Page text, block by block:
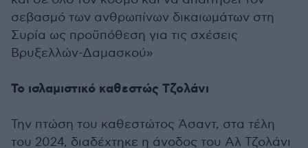
σεβασμό των ανθρωπίνων δικαιωμάτων στη
Συρία ως προϋπόθεση για τις σχέσεις
Βρυξελλών-Δαμασκού»
Το ισλαμιστικό καθεστώς Τζολάνι
Την πτώση του καθεστώτος Άσαντ, στα τέλη
του 2024, διαδέχτηκε η άνοδος του Αλ Τζολάνι